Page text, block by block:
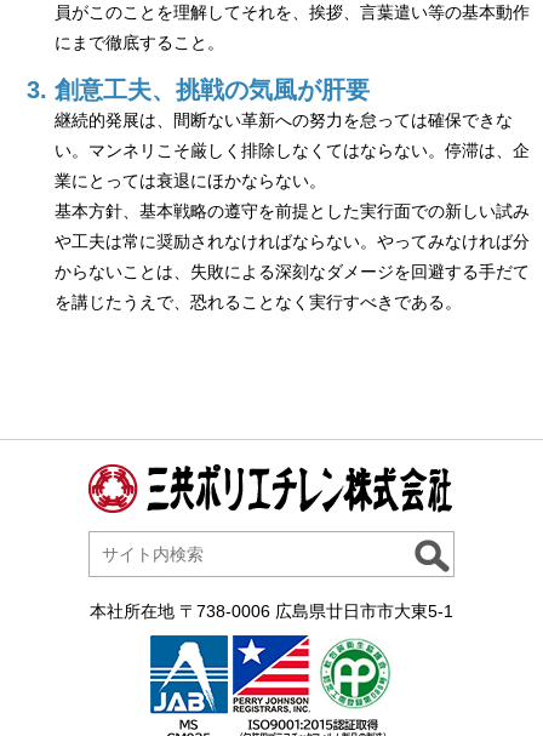
員がこのことを理解してそれを、挨拶、言葉遣い等の基本動作
にまで徹底すること。
創意工夫、挑戦の気風が肝要
継続的発展は、間断ない革新への努力を怠っては確保できな
い。マンネリこそ厳しく排除しなくてはならない。停滞は、企
業にとっては衰退にほかならない。
基本方針、基本戦略の遵守を前提とした実行面での新しい試み
や工夫は常に奨励されなければならない。やってみなければ分
からないことは、失敗による深刻なダメージを回避する手だて
を講じたうえで、恐れることなく実行すべきである。
本社所在地 〒738-0006 広島県廿日市市大東5-1